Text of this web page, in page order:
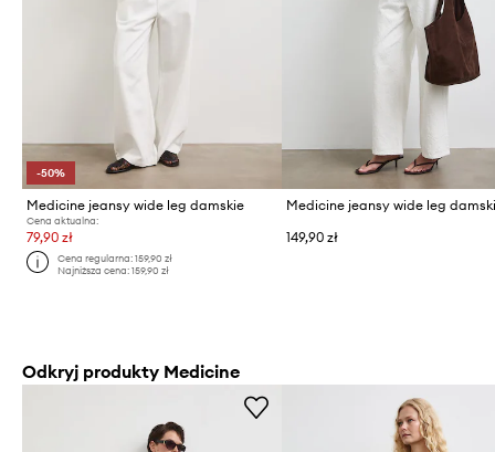
-50%
Medicine jeansy wide leg damskie
Cena aktualna:
79,90 zł
Cena regularna:159,90 zł
Najniższa cena:159,90 zł
Medicine jeansy wide leg
149,90 zł
Odkryj produkty Medicine